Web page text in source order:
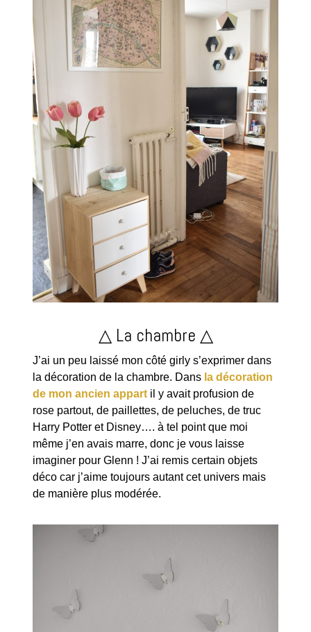
△ La chambre △
J’ai un peu laissé mon côté girly s’exprimer dans
la décoration de la chambre. Dans la décoration
de mon ancien appart il y avait profusion de
rose partout, de paillettes, de peluches, de truc
Harry Potter et Disney…. à tel point que moi
même j’en avais marre, donc je vous laisse
imaginer pour Glenn ! J’ai remis certain objets
déco car j’aime toujours autant cet univers mais
de manière plus modérée.